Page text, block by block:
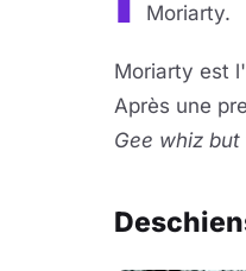
Moriarty.
Moriarty est
Après une
Gee whiz